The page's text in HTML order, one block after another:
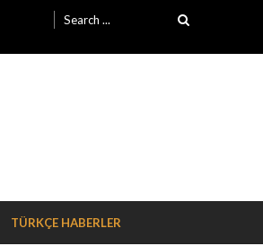
Search for:
TÜRKÇE HABERLER